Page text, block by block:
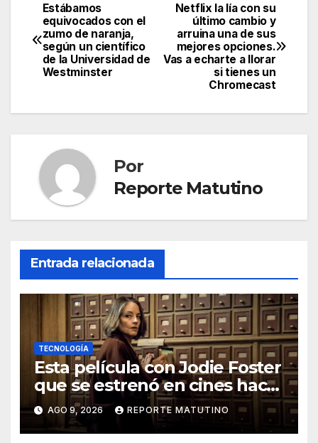
Navegación
de
entradas
Netflix la lía con su
último cambio y
arruina una de sus
mejores opciones.
Vas a echarte a llorar
si tienes un
Chromecast
Estábamos
equivocados con el
zumo de naranja,
según un científico
de la Universidad de
Westminster
Por
Reporte Matutino
Entrada relacionada
TECNOLOGÍA
Esta película con Jodie Foster
que se estrenó en cines hace
poco ya está en Movistar+
AGO 9, 2026 REPORTE MATUTINO